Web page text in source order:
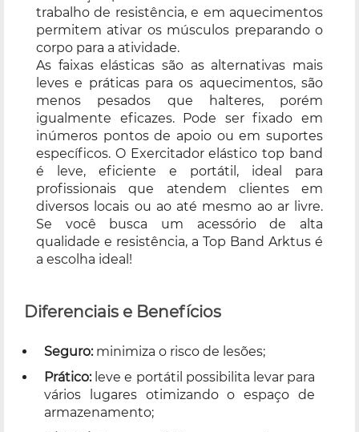
trabalho de resistência, e em aquecimentos
permitem ativar os músculos preparando o
corpo para a atividade.
As faixas elásticas são as alternativas mais
leves e práticas para os aquecimentos, são
menos pesados que halteres, porém
igualmente eficazes. Pode ser fixado em
inúmeros pontos de apoio ou em suportes
específicos. O Exercitador elástico top band
é leve, eficiente e portátil, ideal para
profissionais que atendem clientes em
diversos locais ou ao até mesmo ao ar livre.
Se você busca um acessório de alta
qualidade e resistência, a Top Band Arktus é
a escolha ideal!
Diferenciais e Benefícios
Seguro:minimiza o risco de lesões;
Prático:leve e portátil possibilita levar para
vários lugares otimizando o espaço de
armazenamento;